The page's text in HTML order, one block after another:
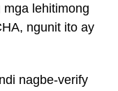
lehitimong
ngunit ito ay
nagbe-verify